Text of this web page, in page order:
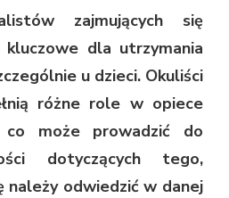
zajmujących się
dla utrzymania
u dzieci. Okuliści
różne role w opiece
co może prowadzić do
dotyczących tego,
odwiedzić w danej